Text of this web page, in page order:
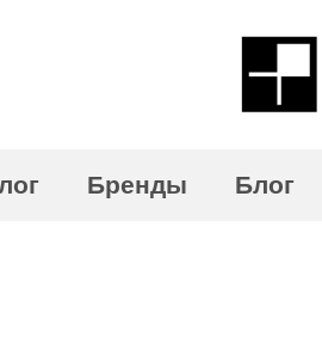
Бренды Блог